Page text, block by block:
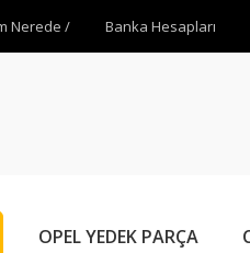
Nerede / Banka Hesapları
OPEL YEDEK PARÇA